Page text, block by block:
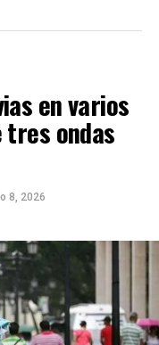
en varios
tres ondas
8, 2026